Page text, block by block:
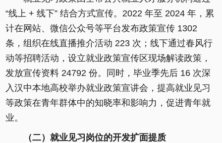
“线上 + 线下” 结合方式宣传。2022 年至 2024 年，累
计在网站、微信公众号等平台发布政策宣传 1302
条，组织在线直播推介活动 223 次；线下通过春风行
动等招聘活动，设立就业政策宣传区现场解读政策，
发放宣传资料 24792 份。同时，毕业季先后 16 次深
入汉中本地高校举办就业政策宣讲会，提高就业见习
等政策在青年群体中的知晓率和影响力，促进青年就
业。
（二）就业见习岗位的开发扩面提质